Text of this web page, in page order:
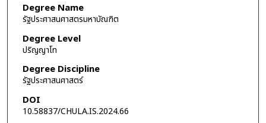
Degree Name
รัฐประศาสนศาสตรมหาบัณฑิต
Degree Level
ปริญญาโท
Degree Discipline
รัฐประศาสนศาสตร์
DOI
10.58837/CHULA.IS.2024.66